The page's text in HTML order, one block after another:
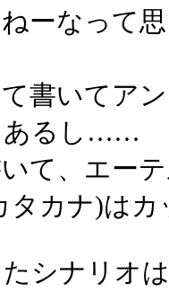
ーなって
書いてア
あるし……
て、エー
タカナ)は
シナリオ